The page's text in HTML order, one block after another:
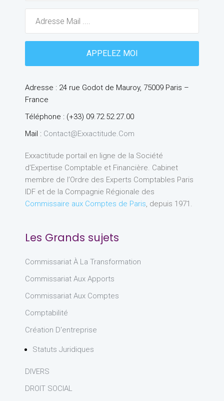
Adresse : 24 rue Godot de Mauroy, 75009 Paris –
France
Téléphone : (+33) 09.72.52.27.00
Mail : Contact@exxactitude.com
Exxactitude portail en ligne de la Société
d’Expertise Comptable et Financière. Cabinet
membre de l’Ordre des Experts Comptables Paris
IDF et de la Compagnie Régionale des
Commissaire aux Comptes de Paris, depuis 1971.
Les Grands sujets
Commissariat À La Transformation
Commissariat Aux Apports
Commissariat Aux Comptes
Comptabilité
Création D'entreprise
Statuts Juridiques
DIVERS
DROIT SOCIAL